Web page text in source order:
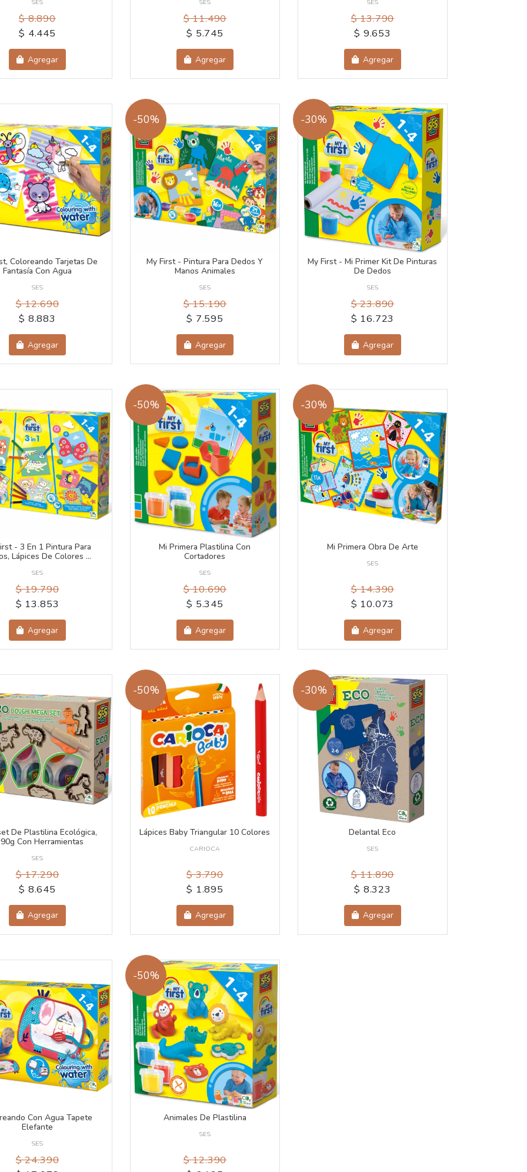
$ 8.890
$ 4.445
Agregar
$ 11.490
$ 5.745
Agregar
$ 13.790
$ 9.653
Agregar
Coloreando Tarjetas De
Fantasía Con Agua
SES
$ 12.690
$ 8.883
Agregar
-50%
My First - Pintura Para Dedos Y
Manos Animales
SES
$ 15.190
$ 7.595
Agregar
-30%
My First - Mi Primer Kit De Pinturas
De Dedos
SES
$ 23.890
$ 16.723
Agregar
- 3 En 1 Pintura Para
Lápices De Colores ...
SES
$ 19.790
$ 13.853
Agregar
-50%
Mi Primera Plastilina Con
Cortadores
SES
$ 10.690
$ 5.345
Agregar
-30%
Mi Primera Obra De Arte
SES
$ 14.390
$ 10.073
Agregar
De Plastilina Ecológica,
Con Herramientas
SES
$ 17.290
$ 8.645
Agregar
-50%
Lápices Baby Triangular 10 Colores
CARIOCA
$ 3.790
$ 1.895
Agregar
-30%
Delantal Eco
SES
$ 11.890
$ 8.323
Agregar
Con Agua Tapete
Elefante
SES
$ 24.390
-50%
Animales De Plastilina
SES
$ 12.390